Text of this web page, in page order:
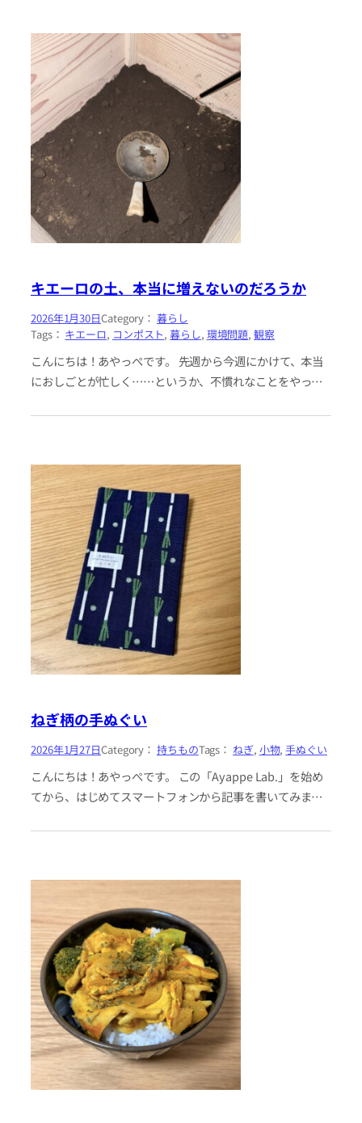
キエーロの土、本当に増えないのだろうか
2026年1月30日Category：暮らし
Tags： キエーロ, コンポスト, 暮らし, 環境問題, 観察
こんにちは！あやっぺです。 先週から今週にかけて、本当
におしごとが忙しく……というか、不慣れなことをやって
や同僚に助けてもらいな…
ねぎ柄の手ぬぐい
2026年1月27日Category：持ちものTags： ねぎ, 小物, 手ぬぐい
こんにちは！あやっぺです。 この「Ayappe Lab.」を始め
てから、はじめてスマートフォンから記事を書いてみま
立てを考え…